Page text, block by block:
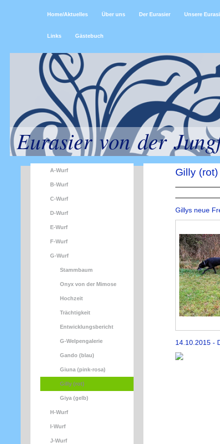
Home/Aktuelles Über uns Der Eurasier Unsere
Links Gästebuch
Eurasier von der
A-Wurf
B-Wurf
C-Wurf
D-Wurf
E-Wurf
F-Wurf
G-Wurf
Stammbaum
Onyx von der Mimose
Hochzeit
Trächtigkeit
Entwicklungsbericht
G-Welpengalerie
Gando (blau)
Giuna (pink-rosa)
Gilly (rot)
Giya (gelb)
H-Wurf
I-Wurf
J-Wurf
Gilly
Gillys neue
14.10.2015 -